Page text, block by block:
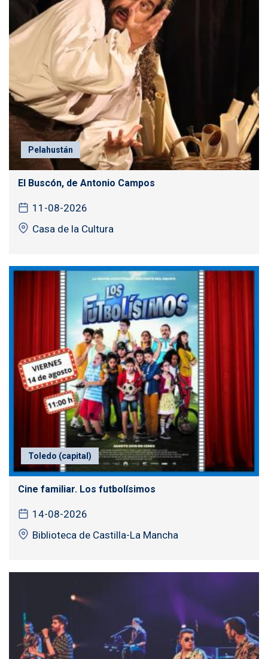
Pelahustán
El Buscón, de Antonio Campos
11-08-2026
Casa de la Cultura
Toledo (capital)
Cine familiar. Los futbolísimos
14-08-2026
Biblioteca de Castilla-La Mancha